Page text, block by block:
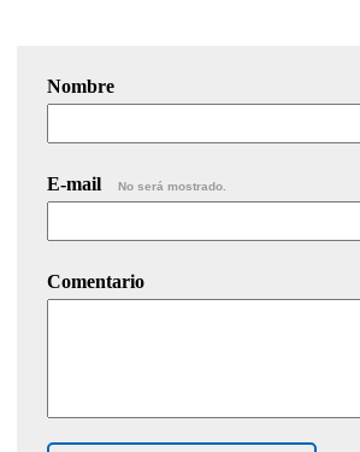
Nombre
E-mail No será mostrado.
Comentario